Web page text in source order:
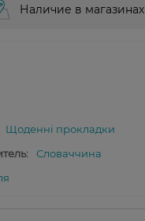
Наличие в магазинах
Щоденні прокладки
Словаччина